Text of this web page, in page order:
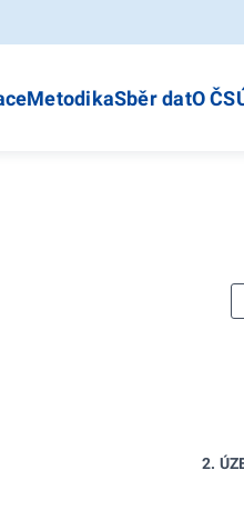
MetodikaSběr datO
2.